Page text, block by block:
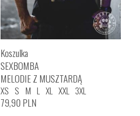
Koszulka
SEXBOMBA
MELODIE Z MUSZTARDĄ
XS S M L XL XXL 3XL
79,90 PLN